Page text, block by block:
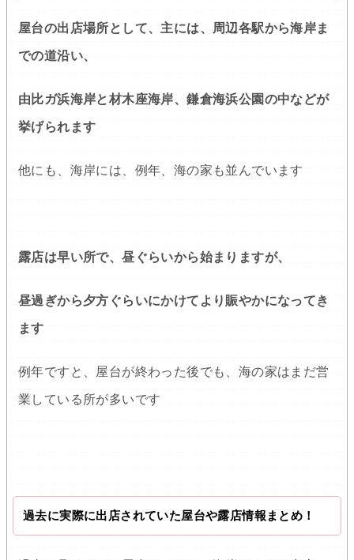
屋台の出店場所として、主には、周辺各駅から海岸ま
での道沿い、
由比ガ浜海岸と材木座海岸、鎌倉海浜公園の中などが
挙げられます
他にも、海岸には、例年、海の家も並んでいます
露店は早い所で、昼ぐらいから始まりますが、
昼過ぎから夕方ぐらいにかけてより賑やかになってき
ます
例年ですと、屋台が終わった後でも、海の家はまだ営
業している所が多いです
過去に実際に出店されていた屋台や露店情報まとめ！